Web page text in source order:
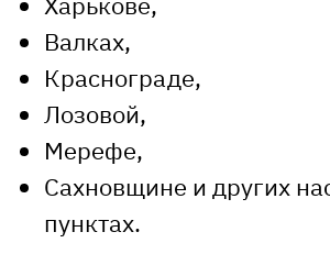
Валках,
Краснограде,
Лозовой,
Мерефе,
Сахновщине и других
пунктах.